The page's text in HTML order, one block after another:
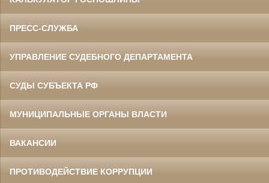
ПРЕСС-СЛУЖБА
УПРАВЛЕНИЕ СУДЕБНОГО ДЕПАРТАМЕНТА
СУДЫ СУБЪЕКТА РФ
МУНИЦИПАЛЬНЫЕ ОРГАНЫ ВЛАСТИ
ВАКАНСИИ
ПРОТИВОДЕЙСТВИЕ КОРРУПЦИИ